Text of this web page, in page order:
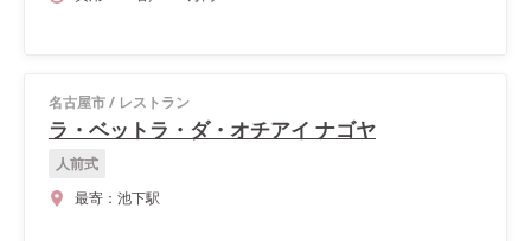
名古屋市/ レストラン
ラ・ベットラ・ダ・オチアイ ナゴヤ
人前式
最寄： 池下駅